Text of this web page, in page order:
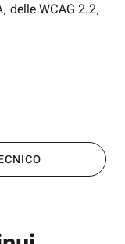
delle WCAG 2.2,